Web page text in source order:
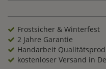
Frostsicher & Winterfest
2 Jahre Garantie
Handarbeit
kostenloser Versand in